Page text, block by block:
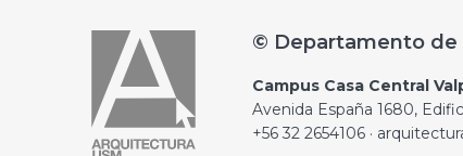
© Departamento de
Campus Casa Central
Avenida España 1680,
+56 32 2654106 ·